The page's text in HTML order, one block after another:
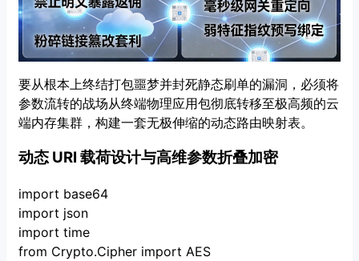
要从根本上终结打包噩梦并封死静态刷单的漏洞，必须将
参数流转的战场从终端物理应用包彻底转移至极高频的云
端内存集群，构建一套无极伸缩的动态路由映射表。
动态 URI 载荷设计与高维参数折叠加密
import base64
import json
import time
from Crypto.Cipher import AES